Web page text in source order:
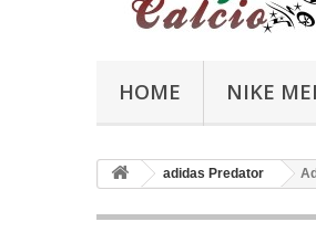
HOME NIKE
adidas Predator